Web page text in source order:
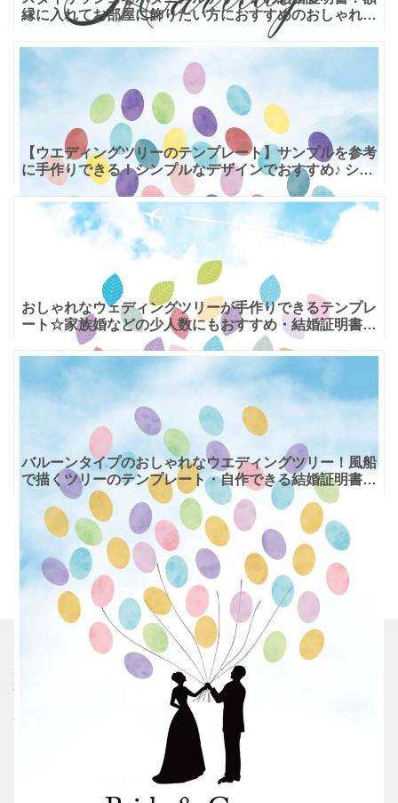
縁に入れてお部屋に飾りたい方におすすめのおしゃれデ
ザインとなります。落ち着いた雰囲気のシックなデザイ
ンで、誓い
【ウエディングツリーのテンプレート】サンプルを参考
に手作りできる！シンプルなデザインでおすすめ♪ シン
プルな白い幹の大きなツリーでアレンジが効くデザイン
の「ウエ
おしゃれなウェディングツリーが手作りできるテンプレ
ート☆家族婚などの少人数にもおすすめ・結婚証明書
結婚式でゲストと一緒に手作りできるおしゃれなウェデ
ィングツリ
バルーンタイプのおしゃれなウエディングツリー！風船
で描くツリーのテンプレート・自作できる結婚証明書♪
風船を持っているようなデザインに仕上がる、おしゃれ
なバルー
ホーム
利用規約
サイト運営者